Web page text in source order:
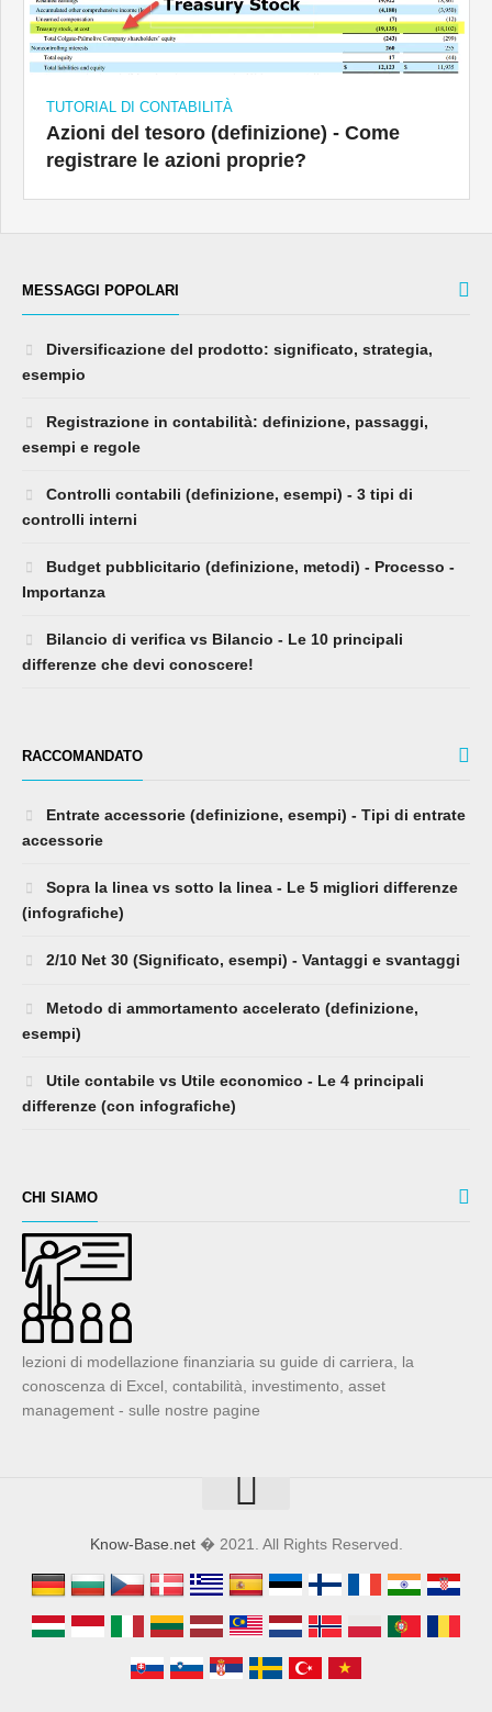
TUTORIAL DI CONTABILITÀ
Azioni del tesoro (definizione) - Come
registrare le azioni proprie?
MESSAGGI POPOLARI
Diversificazione del prodotto: significato, strategia,
esempio
Registrazione in contabilità: definizione, passaggi,
esempi e regole
Controlli contabili (definizione, esempi) - 3 tipi di
controlli interni
Budget pubblicitario (definizione, metodi) - Processo -
Importanza
Bilancio di verifica vs Bilancio - Le 10 principali
differenze che devi conoscere!
RACCOMANDATO
Entrate accessorie (definizione, esempi) - Tipi di entrate
accessorie
Sopra la linea vs sotto la linea - Le 5 migliori differenze
(infografiche)
2/10 Net 30 (Significato, esempi) - Vantaggi e svantaggi
Metodo di ammortamento accelerato (definizione,
esempi)
Utile contabile vs Utile economico - Le 4 principali
differenze (con infografiche)
CHI SIAMO
lezioni di modellazione finanziaria su guide di carriera, la
conoscenza di Excel, contabilità, investimento, asset
management - sulle nostre pagine
Know-Base.net� 2021. All Rights Reserved.